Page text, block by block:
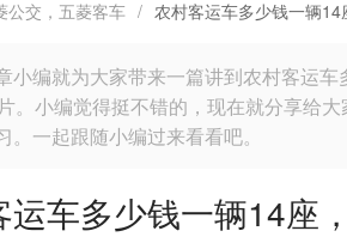
公交，五菱客车 / 农村客运车多少钱一辆
小编就为大家带来一篇讲到农村客运
。小编觉得挺不错的，现在就分享给
。一起跟随小编过来看看吧。
运车多少钱一辆14座